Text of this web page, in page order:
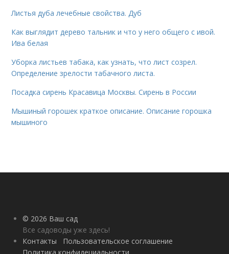
Листья дуба лечебные свойства. Дуб
Как выглядит дерево тальник и что у него общего с ивой.
Ива белая
Уборка листьев табака, как узнать, что лист созрел.
Определение зрелости табачного листа.
Посадка сирень Красавица Москвы. Сирень в России
Мышиный горошек краткое описание. Описание горошка
мышиного
© 2026 Ваш сад
Все садоводы уже здесь!
Контакты
Пользовательское соглашение